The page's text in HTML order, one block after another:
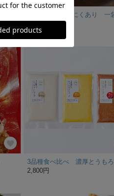
2,800円